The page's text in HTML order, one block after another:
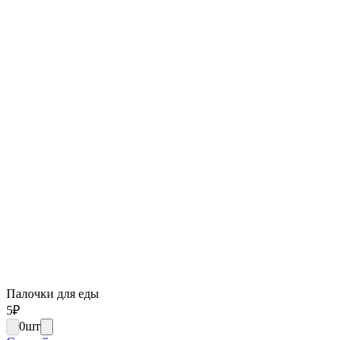
Палочки для еды
5₽
0шт